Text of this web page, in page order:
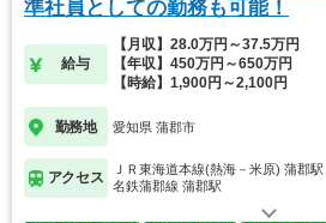
準社員としての勤務も可能！
給与
【月収】28.0万円～37.5万円
【年収】450万円～650万円
【時給】1,900円～2,100円
勤務地 愛知県 蒲郡市
アクセス
ＪＲ東海道本線(熱海－米原) 蒲郡駅
名鉄蒲郡線 蒲郡駅